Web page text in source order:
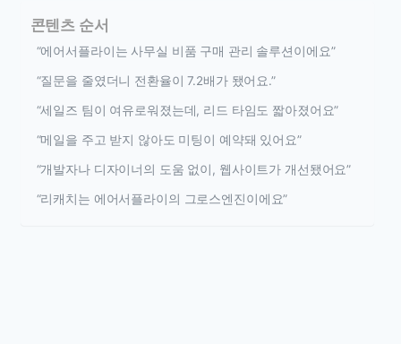
콘텐츠 순서
“에어서플라이는 사무실 비품 구매 관리 솔루션이에요”
“질문을 줄였더니 전환율이 7.2배가 됐어요.”
“세일즈 팀이 여유로워졌는데, 리드 타임도 짧아졌어요”
“메일을 주고 받지 않아도 미팅이 예약돼 있어요”
“개발자나 디자이너의 도움 없이, 웹사이트가 개선됐어요”
“리캐치는 에어서플라이의 그로스엔진이에요”